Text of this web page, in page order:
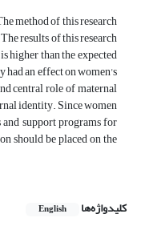
method of this research
results of this research
higher than the expected
an effect on women's
central role of maternal
identity. Since women
support programs for
should be placed on the
کلیدواژه‌ها English